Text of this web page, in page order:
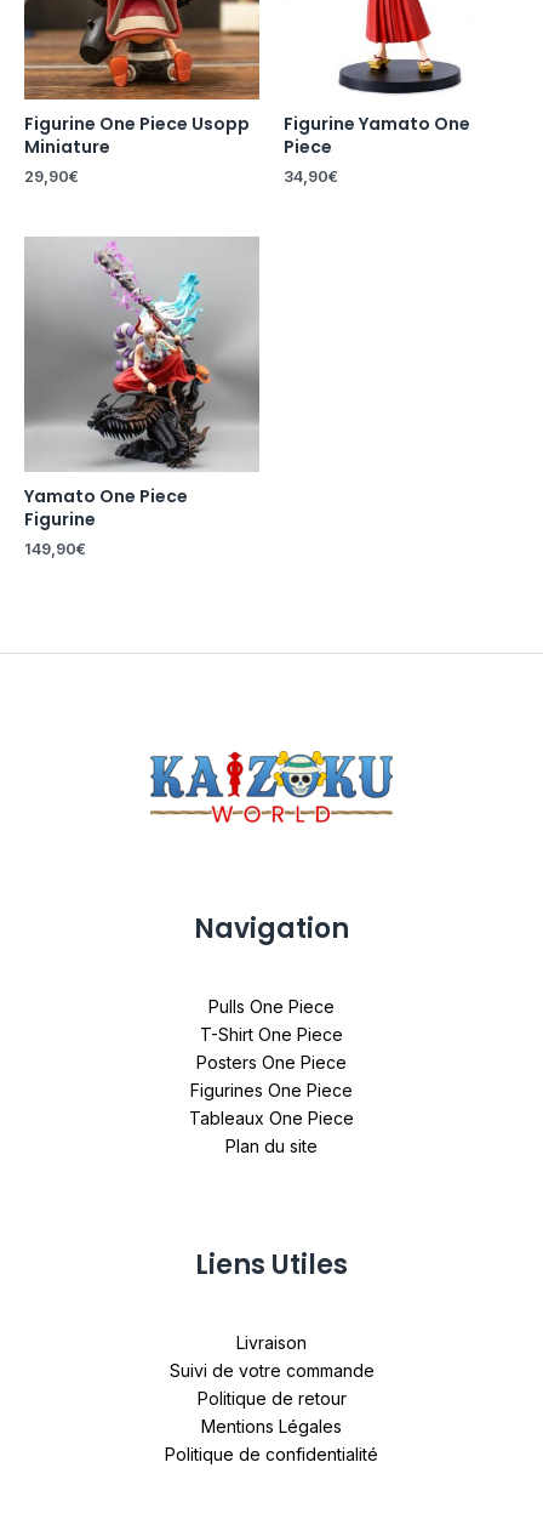
Figurine One Piece Usopp
Miniature
29,90€
Figurine Yamato One
Piece
34,90€
Yamato One Piece
Figurine
149,90€
Navigation
Pulls One Piece
T-Shirt One Piece
Posters One Piece
Figurines One Piece
Tableaux One Piece
Plan du site
Liens Utiles
Livraison
Suivi de votre commande
Politique de retour
Mentions Légales
Politique de confidentialité